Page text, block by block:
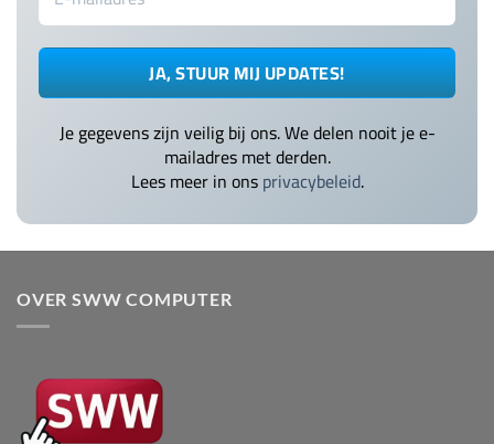
Je gegevens zijn veilig bij ons. We delen nooit je e-
mailadres met derden.
Lees meer in onsprivacybeleid.
OVER SWW COMPUTER